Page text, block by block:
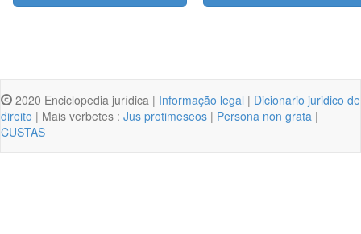
2020 Enciclopedia jurídica | Informação legal | Dicionario juridico de
direito | Mais verbetes : Jus protimeseos | Persona non grata |
CUSTAS